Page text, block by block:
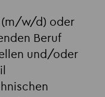
(m/w/d) oder
Beruf
und/oder